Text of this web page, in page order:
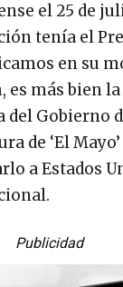
el 25 de
tenía el
en su
es más bien
del Gobierno
de ‘El
a Estados
Publicidad